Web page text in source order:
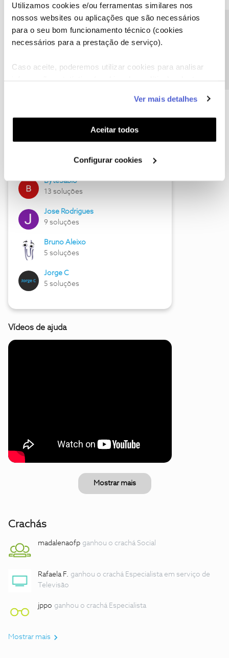
Utilizamos cookies e/ou ferramentas similares nos
nossos websites ou aplicações que são necessários
para o seu bom funcionamento técnico (cookies
necessários para a prestação de serviço).
Caso aceite, poderemos utilizar cookies para analisar
funcionalidades (cookies de personalização e
funcionalidade) e adaptar anúncios aos seus interesses
(cookies de publicidade personalizada). Pode gerir a
utilização dos cookies clicando em "Configurar
Ver mais detalhes
Aceitar todos
Configurar cookies
Descubra as novidades de julho
Hall of Fame de julho
17 soluções
ByteSábio
13 soluções
Jose Rodrigues
9 soluções
Bruno Aleixo
5 soluções
Jorge C
5 soluções
Vídeos de ajuda
Mostrar mais
Crachás
madalenaofp ganhou o crachá Social
Rafaela F. ganhou o crachá Especialista em serviço de
Televisão
jppo ganhou o crachá Especialista
Mostrar mais